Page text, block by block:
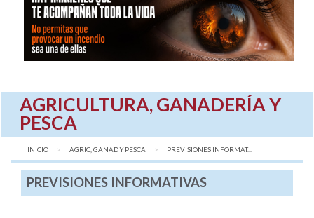
AGRICULTURA, GANADERÍA Y
PESCA
INICIO AGRIC, GANAD Y PESCA AQUÍ:
PREVISIONES INFORMAT...
PREVISIONES INFORMATIVAS